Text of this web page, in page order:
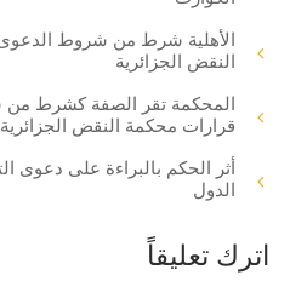
الأهلية شرط من شروط
النقض الجزائرية
المحكمة تقر الصفة كشرط
قرارات محكمة النقض الجزائرية
أثر الحكم بالبراءة على دعوى
الدول
اترك تعليقاً